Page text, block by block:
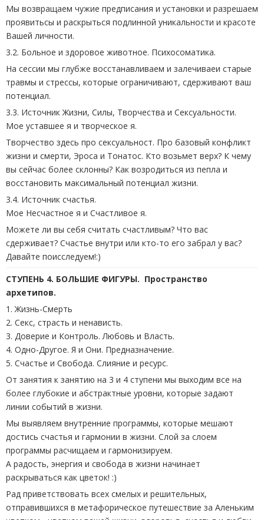
Мы возвращаем чужие предписания и установки и разрешаем
проявитьсы и раскрыться подлинной уникальности и красоте
Вашей личности.
3.2. Больное и здоровое животное. Психосоматика.
На сессии мы глубже восстанавливаем и залечиваеи старые
травмы и стрессы, которые ограничивают, сдерживают ваш
потенциал.
3.3. Источник Жизни, Силы, Творчества и Сексуальности.
Мое уставшее я и творческое я.
Творчество здесь про сексуальност. Про базовый конфликт
жизни и смерти, Эроса и Тонатос. Кто возьмет верх? К чему
вы сейчас более склонны? Как возродиться из пепла и
восстановить максимальный потенциал жизни.
3.4. Источник счастья.
Мое Несчастное я и Счастливое я.
Можете ли вы себя считать счастливым? Что вас
сдерживает? Счастье внутри или кто-то его забрал у вас?
Давайте поисследуем!:)
СТУПЕНЬ 4. БОЛЬШИЕ ФИГУРЫ. Пространство
архетипов.
1. Жизнь-Смерть
2. Секс, страсть и ненависть.
3. Доверие и Контроль. Любовь и Власть.
4. Одно-Другое. Я и Они. Предназначение.
5. Счастье и Свобода. Слияние и ресурс.
От занятия к занятию на 3 и 4 ступени мы выходим все на
более глубокие и абстрактные уровни, которые задают
линии событий в жизни.
Мы выявляем внутренние программы, которые мешают
достись счастья и гармонии в жизни. Слой за слоем
программы расчищаем и гармонизируем.
А радость, энергия и свобода в жизни начинает
раскрываться как цветок! :)
Рад приветствовать всех смелых и решительных,
отправившихся в метафорическое путешествие за Аленьким